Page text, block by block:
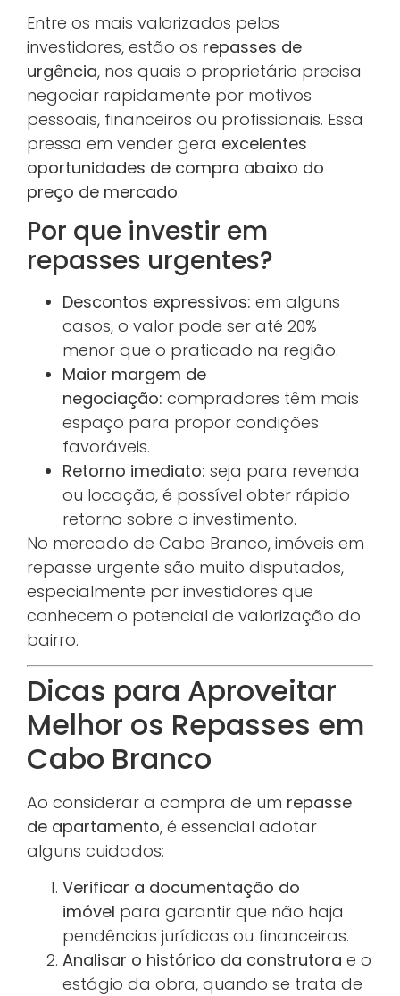
Entre os mais valorizados pelos
investidores, estão os repasses de
urgência, nos quais o proprietário precisa
negociar rapidamente por motivos
pessoais, financeiros ou profissionais. Essa
pressa em vender gera excelentes
oportunidades de compra abaixo do
preço de mercado.
Por que investir em
repasses urgentes?
Descontos expressivos: em alguns
casos, o valor pode ser até 20%
menor que o praticado na região.
Maior margem de
negociação: compradores têm mais
espaço para propor condições
favoráveis.
Retorno imediato: seja para revenda
ou locação, é possível obter rápido
retorno sobre o investimento.
No mercado de Cabo Branco, imóveis em
repasse urgente são muito disputados,
especialmente por investidores que
conhecem o potencial de valorização do
bairro.
Dicas para Aproveitar
Melhor os Repasses em
Cabo Branco
Ao considerar a compra de um repasse
de apartamento, é essencial adotar
alguns cuidados:
Verificar a documentação do
imóvel para garantir que não haja
pendências jurídicas ou financeiras.
Analisar o histórico da construtora e o
estágio da obra, quando se trata de